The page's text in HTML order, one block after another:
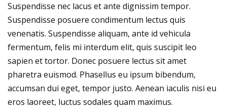
Suspendisse nec lacus et ante dignissim tempor.
Suspendisse posuere condimentum lectus quis
venenatis. Suspendisse aliquam, ante id vehicula
fermentum, felis mi interdum elit, quis suscipit leo
sapien et tortor. Donec posuere lectus sit amet
pharetra euismod. Phasellus eu ipsum bibendum,
accumsan dui eget, tempor justo. Aenean iaculis nisi eu
eros laoreet, luctus sodales quam maximus.